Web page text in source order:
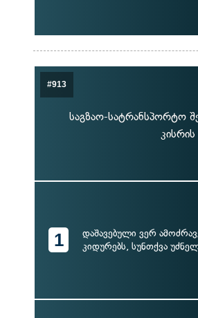
#913
საგზაო-სატრანსპორტო
1
დაშავებული ვერ
კიდურებს, სუნთქვა